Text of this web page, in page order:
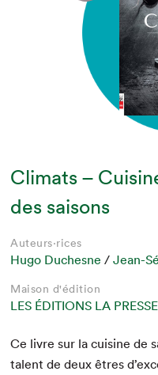
Climats –
des saisons
Auteurs·rices
Hugo Duchesne /Jean-
Maison d'édition
LES ÉDITIONS LA PRESSE
Ce livre sur la cui­sine de
tal­ent de deux êtres